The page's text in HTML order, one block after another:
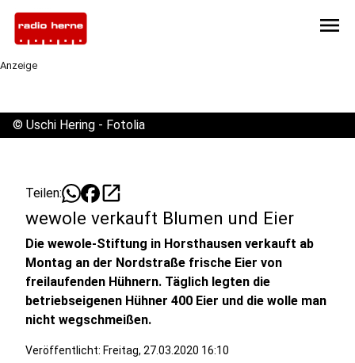
menu
Anzeige
© Uschi Hering - Fotolia
Teilen: open_in_new
wewole verkauft Blumen und Eier
Die wewole-Stiftung in Horsthausen verkauft ab
Montag an der Nordstraße frische Eier von
freilaufenden Hühnern. Täglich legten die
betriebseigenen Hühner 400 Eier und die wolle man
nicht wegschmeißen.
Veröffentlicht: Freitag, 27.03.2020 16:10